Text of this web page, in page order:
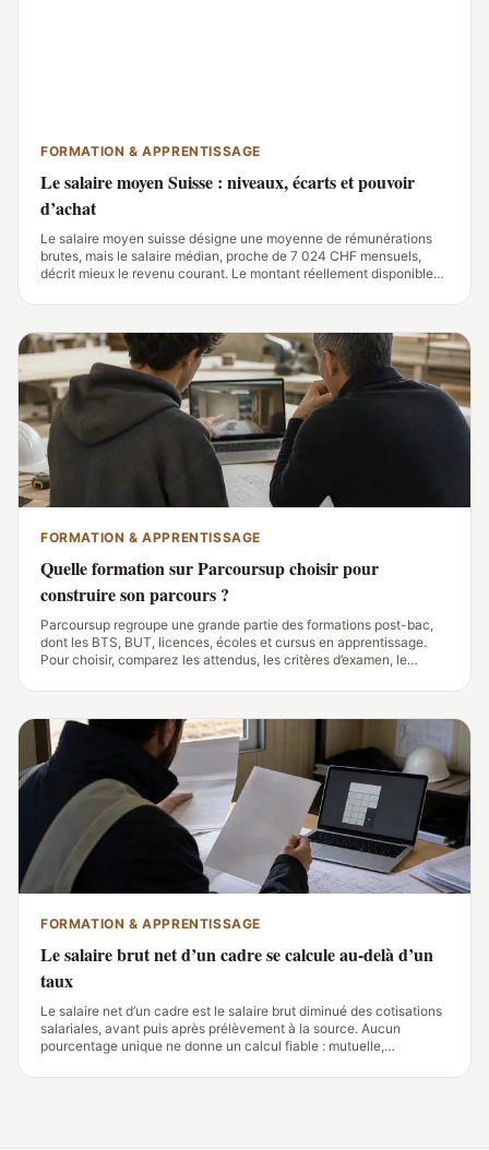
FORMATION & APPRENTISSAGE
Le salaire moyen Suisse : niveaux, écarts et pouvoir
d’achat
Le salaire moyen suisse désigne une moyenne de rémunérations
brutes, mais le salaire médian, proche de 7 024 CHF mensuels,
décrit mieux le revenu courant. Le montant réellement disponible
cotisations et le coût du
FORMATION & APPRENTISSAGE
Quelle formation sur Parcoursup choisir pour
construire son parcours ?
Parcoursup regroupe une grande partie des formations post-bac,
dont les BTS, BUT, licences, écoles et cursus en apprentissage.
Pour choisir, comparez les attendus, les critères d’examen, le
d’alternance de chaque fiche.
FORMATION & APPRENTISSAGE
Le salaire brut net d’un cadre se calcule au-delà d’un
taux
Le salaire net d’un cadre est le salaire brut diminué des cotisations
salariales, avant puis après prélèvement à la source. Aucun
pourcentage unique ne donne un calcul fiable : mutuelle,
font varier le montant versé